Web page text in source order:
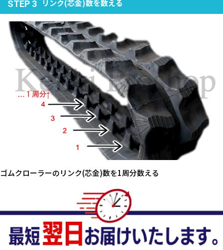
STEP 3
リンク(芯金)数を数える
ゴムクローラーのリンク(芯金)数を1周分数える